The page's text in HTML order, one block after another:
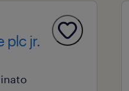
plc jr.